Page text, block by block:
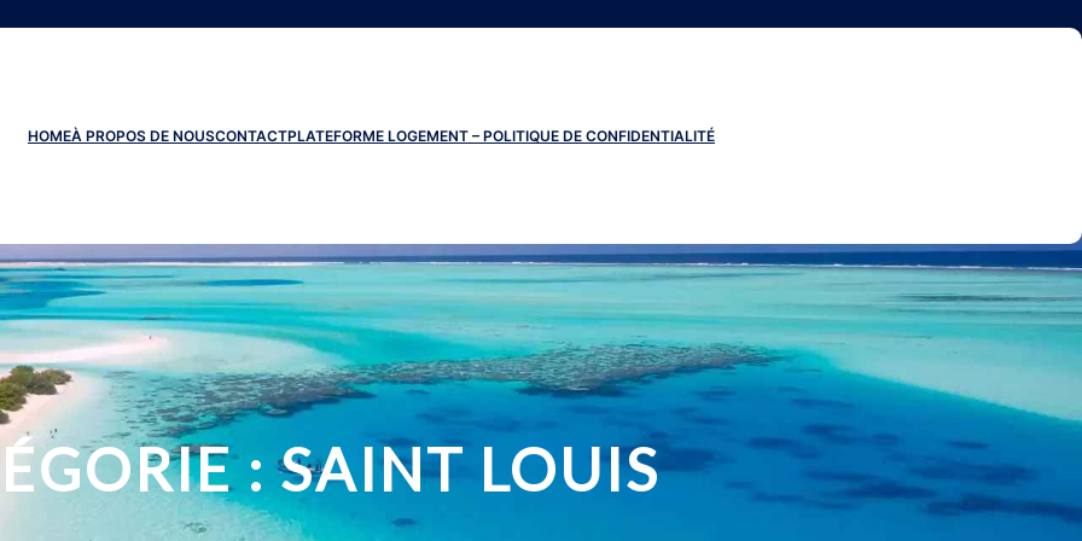
HOMEÀ PROPOS DE NOUSCONTACTPLATEFORME LOGEMENT – POLITIQUE DE CONFIDENTIALITÉ
:SAINT LOUIS